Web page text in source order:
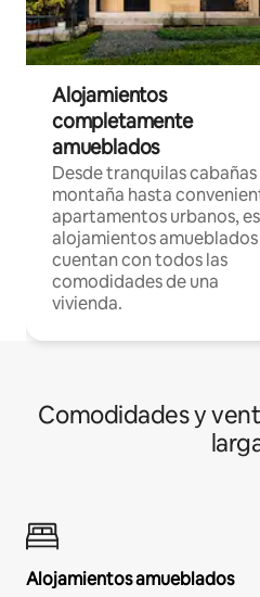
Alojamientos
completamente
amueblados
Desde tranquilas
montaña hasta
apartamentos urbanos,
alojamientos amueblados
cuentan con todos las
comodidades de una
vivienda.
Comodidades y
Alojamientos amueblados